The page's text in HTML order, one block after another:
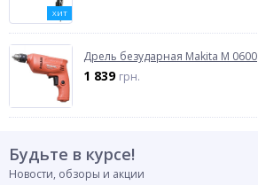
ХИТ
Дрель безударная Makita M 0600
1 839 грн.
Будьте в курсе!
Новости, обзоры и акции